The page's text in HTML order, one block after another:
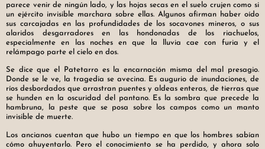
parece venir de ningún lado, y las hojas secas en el suelo crujen como si
un ejército invisible marchara sobre ellas. Algunos afirman haber oído
sus carcajadas en las profundidades de los socavones mineros, o sus
alaridos desgarradores en las hondonadas de los riachuelos,
especialmente en las noches en que la lluvia cae con furia y el
relámpago parte el cielo en dos.
Se dice que el Patetarro es la encarnación misma del mal presagio.
Donde se le ve, la tragedia se avecina. Es augurio de inundaciones, de
ríos desbordados que arrastran puentes y aldeas enteras, de tierras que
se hunden en la oscuridad del pantano. Es la sombra que precede la
hambruna, la peste que se posa sobre los campos como un manto
invisible de muerte.
Los ancianos cuentan que hubo un tiempo en que los hombres sabían
cómo ahuyentarlo. Pero el conocimiento se ha perdido, y ahora solo